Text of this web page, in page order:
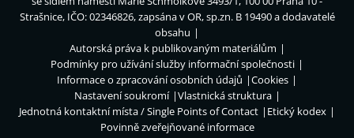
Strašnice, IČO: 02346826, zapsána v OR, sp.zn. B 19490 a dodavatelé
obsahu
Autorská práva k publikovaným materiálům
Podmínky pro užívání služby informační společnosti
Informace o zpracování osobních údajů
Cookies
Nastavení soukromí
Vlastnická struktura
Jednotná kontaktní místa / Single Points of Contact
Etický kodex
Povinně zveřejňované informace